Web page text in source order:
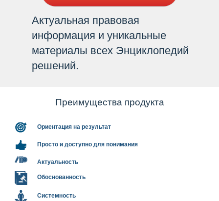
Актуальная правовая
информация и уникальные
материалы всех Энциклопедий
решений.
Преимущества продукта
Ориентация на результат
Просто и доступно для понимания
Актуальность
Обоснованность
Системность